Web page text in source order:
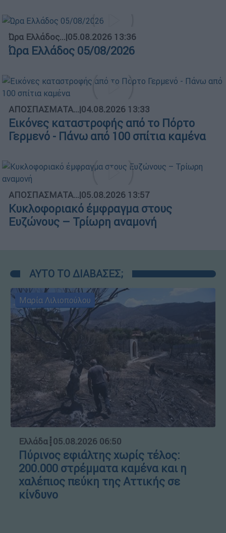
Ώρα Ελλάδος...|05.08.2026 13:36
Ώρα Ελλάδος 05/08/2026
ΑΠΟΣΠΑΣΜΑΤΑ...|04.08.2026 13:33
Εικόνες καταστροφής από το Πόρτο
Γερμενό - Πάνω από 100 σπίτια καμένα
ΑΠΟΣΠΑΣΜΑΤΑ...|05.08.2026 13:57
Κυκλοφοριακό έμφραγμα στους
Ευζώνους – Τρίωρη αναμονή
ΑΥΤΟ ΤΟ ΔΙΑΒΑΣΕΣ;
Μαρία Λιλιοπούλου
Ελλάδα┋05.08.2026 06:50
Πύρινος εφιάλτης χωρίς τέλος:
200.000 στρέμματα καμένα και η
χαλέπιος πεύκη της Αττικής σε
κίνδυνο